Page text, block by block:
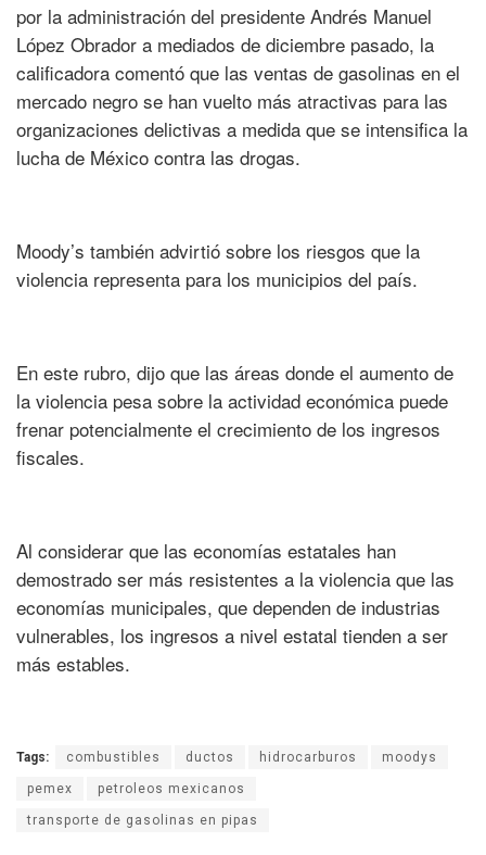
por la administración del presidente Andrés Manuel
López Obrador a mediados de diciembre pasado, la
calificadora comentó que las ventas de gasolinas en el
mercado negro se han vuelto más atractivas para las
organizaciones delictivas a medida que se intensifica la
lucha de México contra las drogas.
Moody’s también advirtió sobre los riesgos que la
violencia representa para los municipios del país.
En este rubro, dijo que las áreas donde el aumento de
la violencia pesa sobre la actividad económica puede
frenar potencialmente el crecimiento de los ingresos
fiscales.
Al considerar que las economías estatales han
demostrado ser más resistentes a la violencia que las
economías municipales, que dependen de industrias
vulnerables, los ingresos a nivel estatal tienden a ser
más estables.
Tags: combustibles ductos hidrocarburos moodys
pemex petroleos mexicanos
transporte de gasolinas en pipas